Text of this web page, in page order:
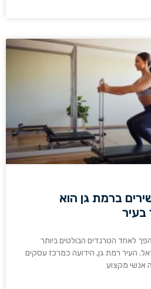
ברמת גן הוא
בעיר
לאחד הטרנדים הבולטים ביותר
העיר רמת גן, הידועה כמרכז עסקים
אנשי מקצוע